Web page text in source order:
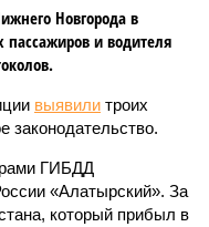
Новгорода в
пассажиров и водителя
выявили троих
законодательство.
ГИБДД
«Алатырский». За
который прибыл в